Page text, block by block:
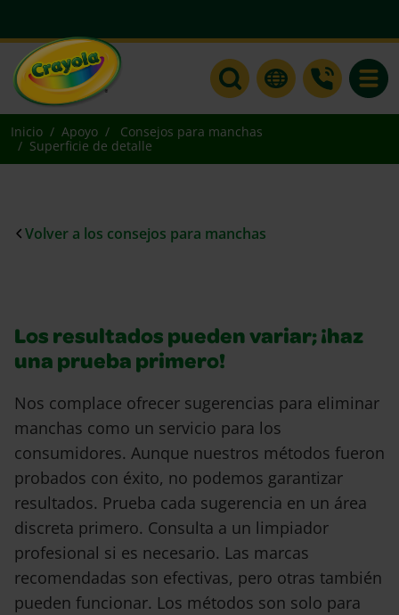
Inicio Apoyo
Consejos para manchas
Superficie de detalle
Volver a los consejos para manchas
Los resultados pueden variar; ¡haz
una prueba primero!
Nos complace ofrecer sugerencias para eliminar
manchas como un servicio para los
consumidores. Aunque nuestros métodos fueron
probados con éxito, no podemos garantizar
resultados. Prueba cada sugerencia en un área
discreta primero. Consulta a un limpiador
profesional si es necesario. Las marcas
recomendadas son efectivas, pero otras también
pueden funcionar. Los métodos son solo para